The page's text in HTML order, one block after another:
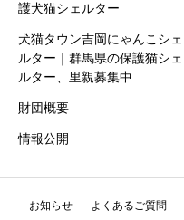
護犬猫シェルター
犬猫タウン吉岡にゃんこシェ
ルター｜群馬県の保護猫シェ
ルター、里親募集中
財団概要
情報公開
お知らせ よくあるご質問